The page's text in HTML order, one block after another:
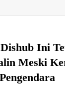
Ini
Meski
Pengendara